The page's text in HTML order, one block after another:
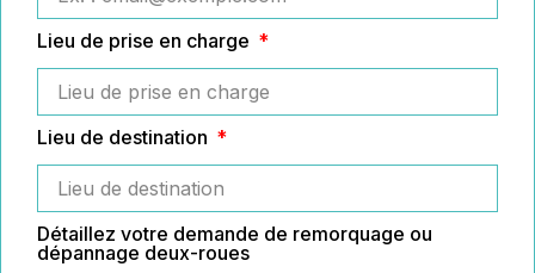
Lieu de prise en charge
Lieu de destination
Détaillez votre demande de remorquage ou
dépannage deux-roues